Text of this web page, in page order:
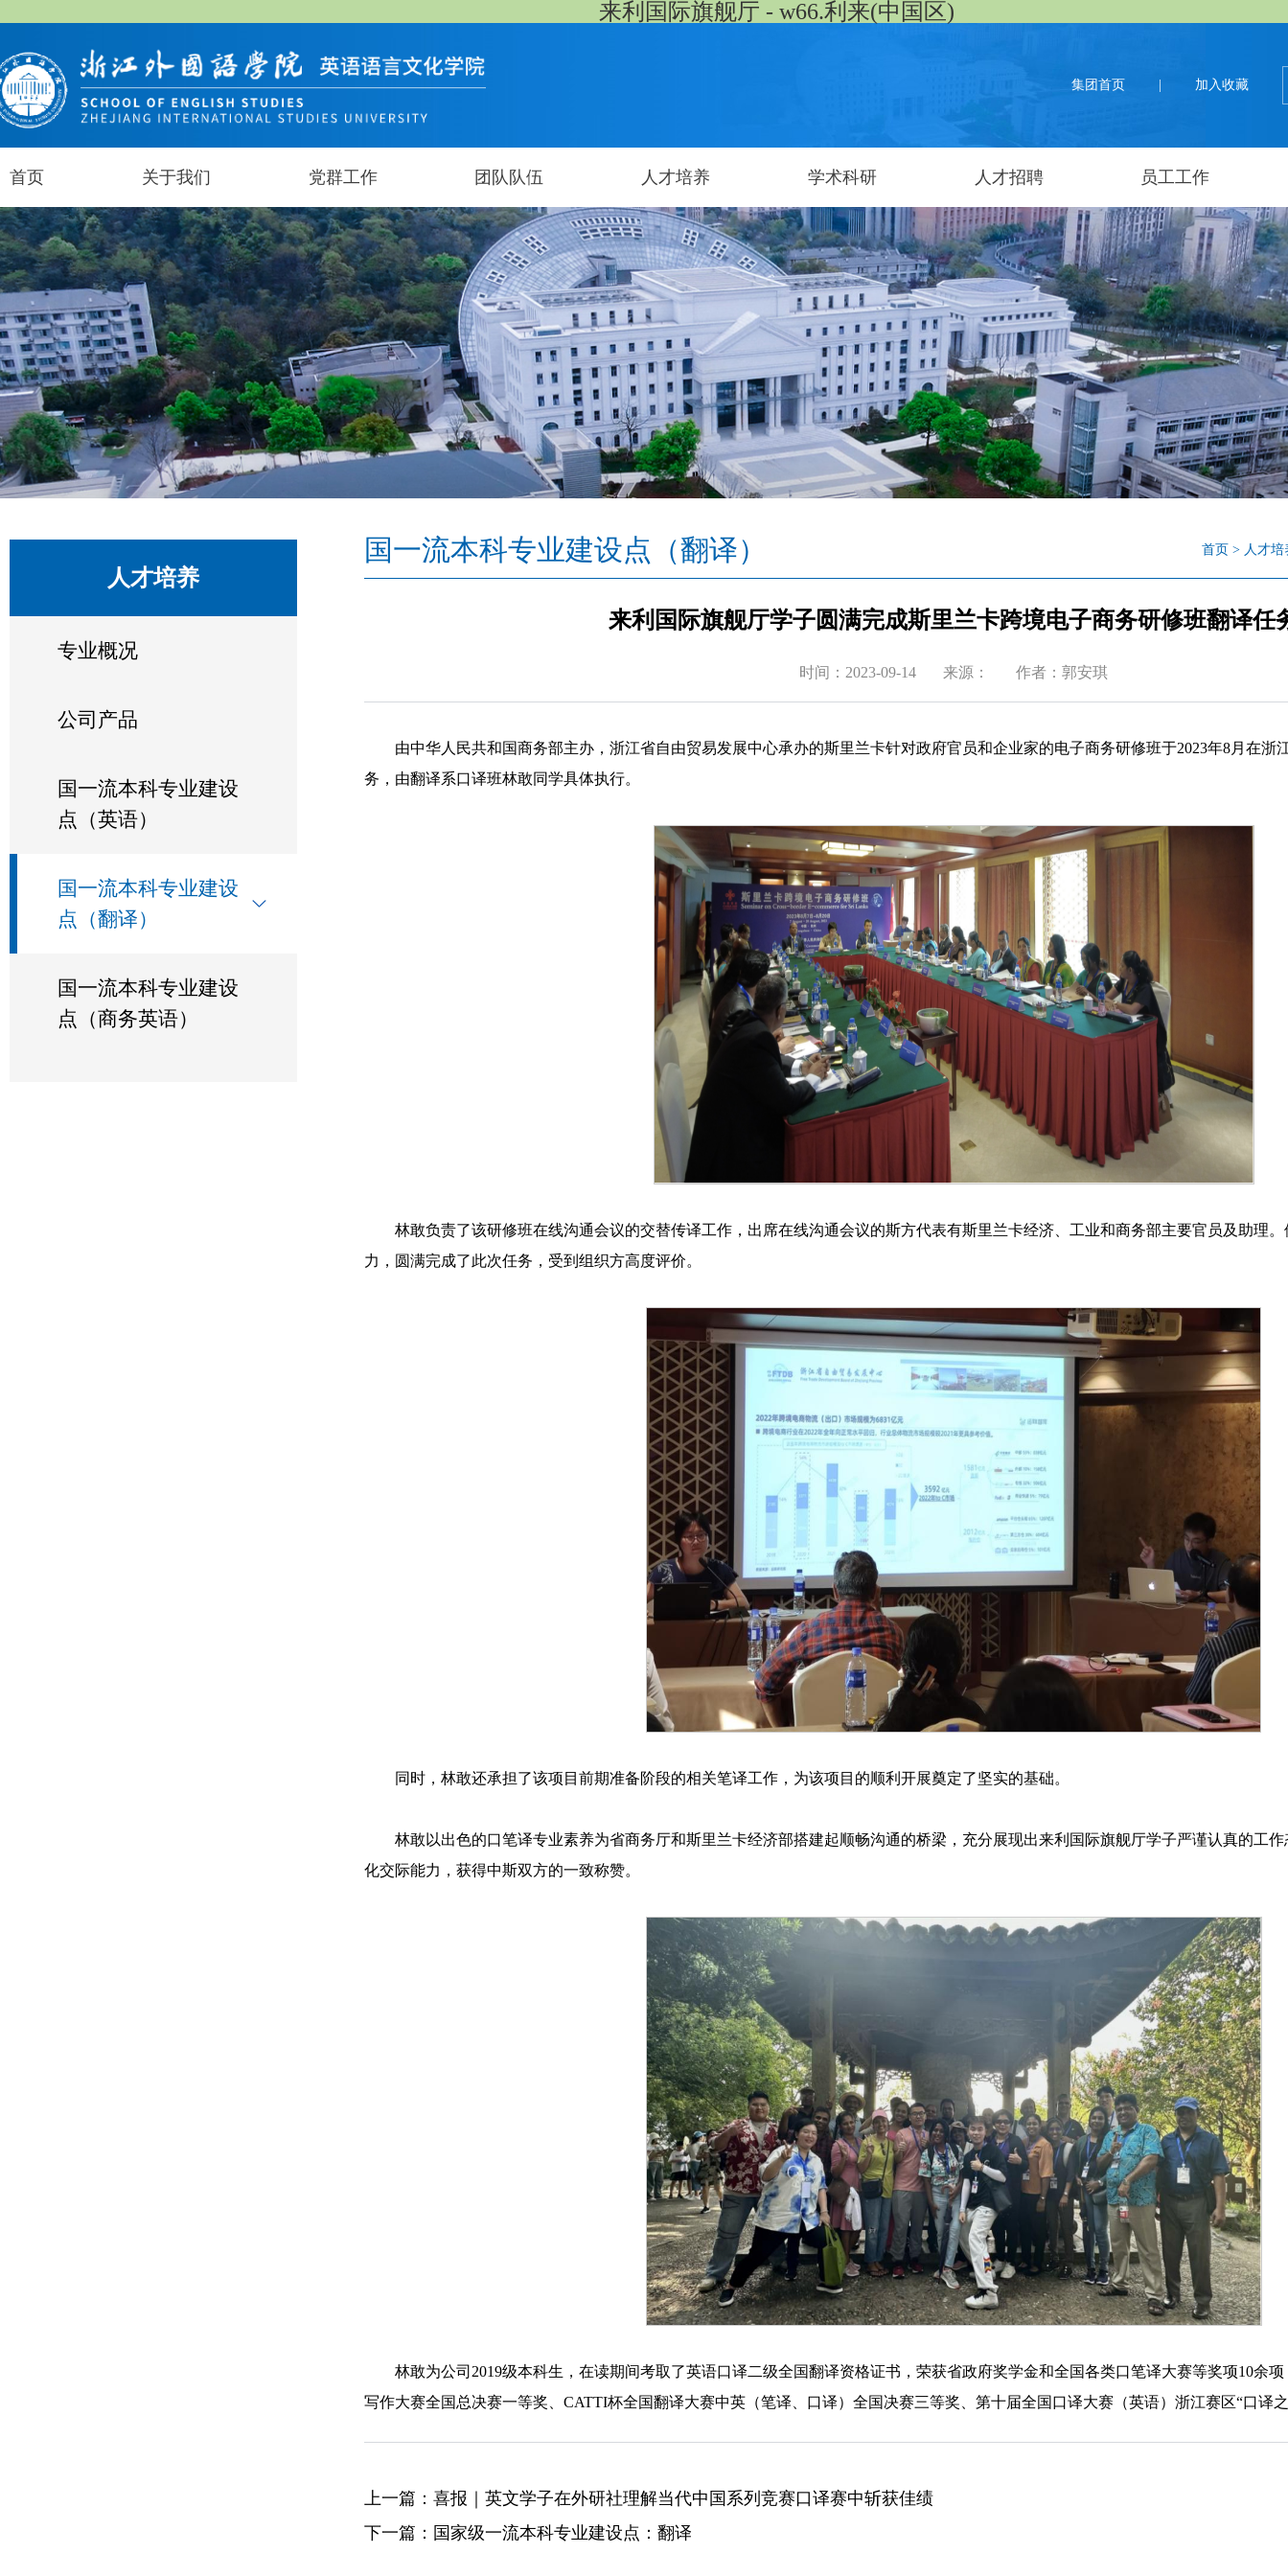
来利国际旗舰厅 - w66.利来(中国区)
集团首页 加入收藏
首页 关于我们 党群工作 团队队伍 人才培养 学术科研 人才招聘 员工工作
人才培养
专业概况
公司产品
国一流本科专业建设
点（英语）
国一流本科专业建设
点（翻译）
国一流本科专业建设
点（商务英语）
国一流本科专业建设点（翻译） 首页 > 人才培
来利国际旗舰厅学子圆满完成斯里兰卡跨境电子商务研修班翻译任
时间：2023-09-14 来源： 作者：郭安琪
由中华人民共和国商务部主办，浙江省自由贸易发展中心承办的斯里兰卡针对政府官员和企业家的电子商务研修班于2023年8月在浙
务，由翻译系口译班林敢同学具体执行。
林敢负责了该研修班在线沟通会议的交替传译工作，出席在线沟通会议的斯方代表有斯里兰卡经济、工业和商务部主要官员及助理
力，圆满完成了此次任务，受到组织方高度评价。
同时，林敢还承担了该项目前期准备阶段的相关笔译工作，为该项目的顺利开展奠定了坚实的基础。
林敢以出色的口笔译专业素养为省商务厅和斯里兰卡经济部搭建起顺畅沟通的桥梁，充分展现出​来利国际旗舰厅学子严谨认真的工
化交际能力，获得中斯双方的一致称赞。
林敢为公司2019级本科生，在读期间考取了英语口译二级全国翻译资格证书，荣获省政府奖学金和全国各类口笔译大赛等奖项10余
写作大赛全国总决赛一等奖、CATTI杯全国翻译大赛中英（笔译、口译）全国决赛三等奖、第十届全国口译大赛（英语）浙江赛区“口译
上一篇： 喜报｜英文学子在外研社理解当代中国系列竞赛口译赛中斩获佳绩
下一篇： 国家级一流本科专业建设点：翻译